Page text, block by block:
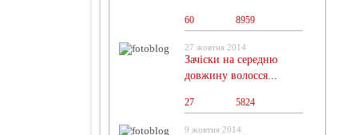
60 8959
27 жовтня 2014
Зачіски на середню
довжину волосся...
27 5824
9 жовтня 2014